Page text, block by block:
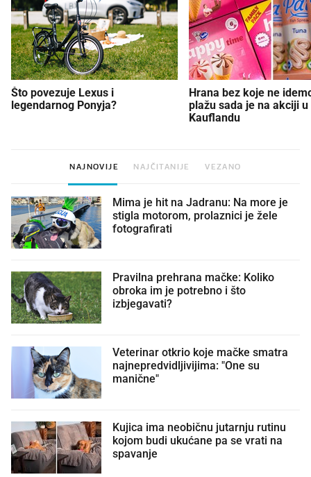
Što povezuje Lexus i
legendarnog Ponyja?
Hrana bez koje ne
plažu sada je na akciji u
Kauflandu
NAJNOVIJE NAJČITANIJE VEZANO
Mima je hit na Jadranu: Na more je
stigla motorom, prolaznici je žele
fotografirati
Pravilna prehrana mačke: Koliko
obroka im je potrebno i što
izbjegavati?
Veterinar otkrio koje mačke smatra
najnepredvidljivijima: "One su
manične"
Kujica ima neobičnu jutarnju rutinu
kojom budi ukućane pa se vrati na
spavanje 😏